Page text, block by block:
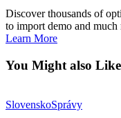
Discover thousands of
to import demo and much
Learn More
You Might also Like
SlovenskoSprávy